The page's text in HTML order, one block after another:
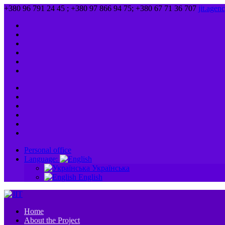
+380 96 791 24 45 ; +380 97 866 94 75; +380 67 71 36 707
Personal office
Language:
Українська
English
Home
About the Project